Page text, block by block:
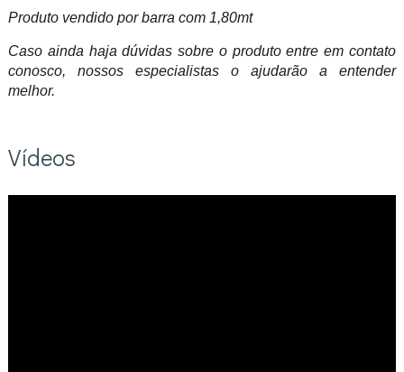
Produto vendido por barra com 1,80mt
Caso ainda haja dúvidas sobre o produto entre em contato
conosco, nossos especialistas o ajudarão a entender
melhor.
Vídeos